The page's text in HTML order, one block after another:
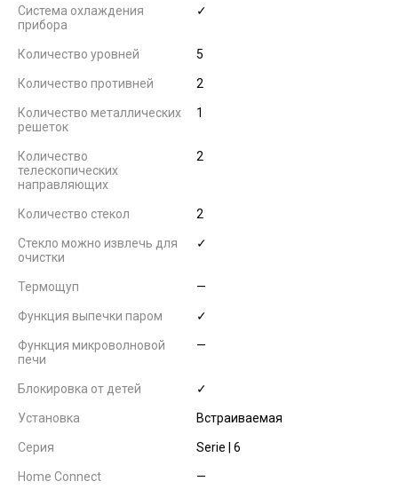
Система охлаждения
прибора
✓
Количество уровней 5
Количество противней 2
Количество металлических
решеток
1
Количество
телескопических
направляющих
2
Количество стекол 2
Стекло можно извлечь для
очистки
✓
Термощуп —
Функция выпечки паром ✓
Функция микроволновой
печи
—
Блокировка от детей ✓
Установка Встраиваемая
Серия Serie | 6
Home Connect —